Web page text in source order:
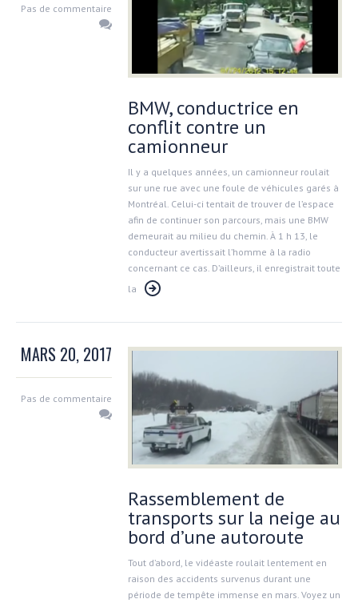
Pas de commentaire
BMW, conductrice en
conflit contre un
camionneur
Il y a quelques années, un camionneur roulait
sur une rue avec une foule de véhicules garés à
Montréal. Celui-ci tentait de trouver de l’espace
afin de continuer son parcours, mais une BMW
demeurait au milieu du chemin. À 1 h 13, le
conducteur avertissait l’homme à la radio
concernant ce cas. D’ailleurs, il enregistrait toute
la
MARS 20, 2017
Pas de commentaire
Rassemblement de
transports sur la neige au
bord d’une autoroute
Tout d’abord, le vidéaste roulait lentement en
raison des accidents survenus durant une
période de tempête immense en mars. Voyez un